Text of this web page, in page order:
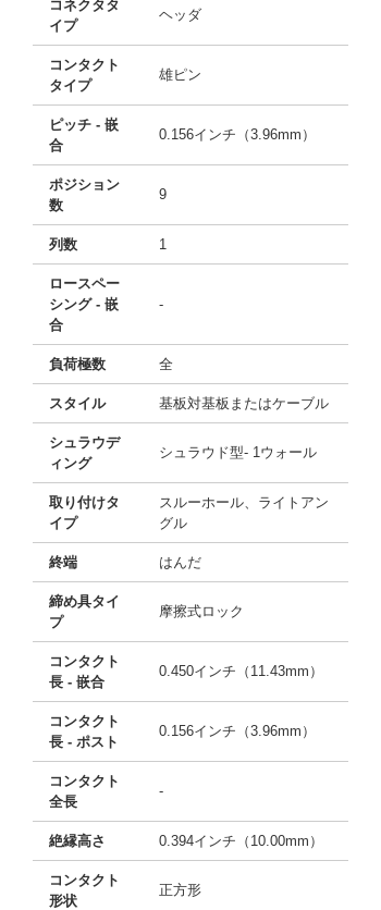
コネクタタ
イプ
ヘッダ
コンタクト
タイプ
雄ピン
ピッチ - 嵌
合
0.156インチ（3.96mm）
ポジション
数
9
列数 1
ロースペー
シング - 嵌
合
-
負荷極数 全
スタイル 基板対基板またはケーブル
シュラウデ
ィング
シュラウド型- 1ウォール
取り付けタ
イプ
スルーホール、ライトアン
グル
終端 はんだ
締め具タイ
プ
摩擦式ロック
コンタクト
長 - 嵌合
0.450インチ（11.43mm）
コンタクト
長 - ポスト
0.156インチ（3.96mm）
コンタクト
全長
-
絶縁高さ 0.394インチ（10.00mm）
コンタクト
形状
正方形